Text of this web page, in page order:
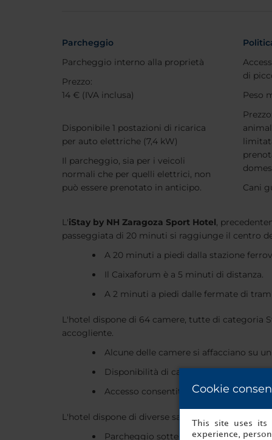
Parcheggio
Parcheggio interno alla proprietà
Prezzo:
14 € (IVA inclusa)
Disponibile 1 postazioni di ricarica
per auto elettriche (7,4 kW)
Il parcheggio, sia per i veicoli
normali che per quelli elettrici, non
può essere prenotato in anticipo.
di
Peso
Cani
L'iStay by NH Zaragoza Sport Hotel,
passeggiata di 20 minuti si raggiunge il centro
A 20 minuti a piedi dalla stazione
Il Caixaforum è a 5 minuti di distanza.
A 2 minuti a piedi dalle fermate di
L'hotel dispone di 64 camere, tutte di categoria
accogliente.
Alcune delle camere si affacciano su
Disponibilità di camere comunicanti
Accesso consentito agli animali
L'hotel dispone di diverse sale riunioni per
Parcheggio sotterraneo
Cookie
This site uses its
experience,